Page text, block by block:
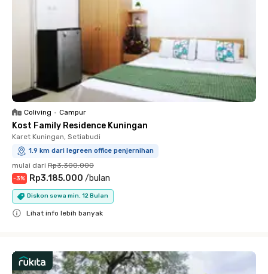
Coliving • Campur
Kost Family Residence Kuningan
Karet Kuningan, Setiabudi
1.9 km dari legreen office penjernihan
mulai dari Rp3.300.000
-3% Rp3.185.000 /bulan
Diskon sewa min. 12 Bulan
Lihat info lebih banyak